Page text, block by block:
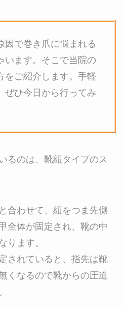
因で巻き爪に悩まれる
います。そこで当院の
をご紹介します。手軽
ぜひ今日から行ってみ
るのは、靴紐タイプのス
合わせて、紐をつま先側
全体が固定され、靴の中
ります。
されていると、指先は靴
くなるので靴からの圧迫